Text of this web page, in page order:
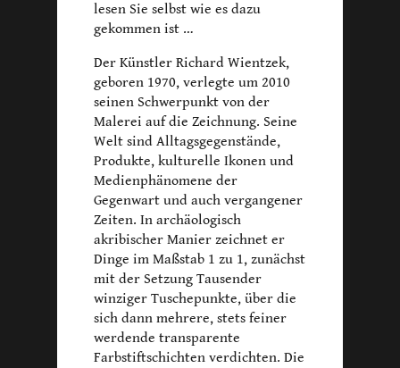
lesen Sie selbst wie es dazu
gekommen ist …
Der Künstler Richard Wientzek,
geboren 1970, verlegte um 2010
seinen Schwerpunkt von der
Malerei auf die Zeichnung. Seine
Welt sind Alltagsgegenstände,
Produkte, kulturelle Ikonen und
Medienphänomene der
Gegenwart und auch vergangener
Zeiten. In archäologisch
akribischer Manier zeichnet er
Dinge im Maßstab 1 zu 1, zunächst
mit der Setzung Tausender
winziger Tuschepunkte, über die
sich dann mehrere, stets feiner
werdende transparente
Farbstiftschichten verdichten. Die